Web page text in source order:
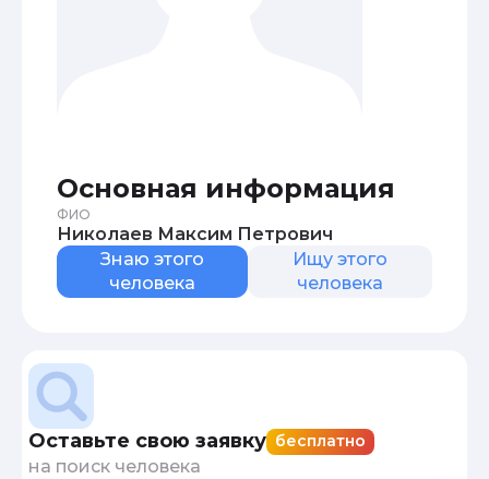
Основная информация
ФИО
Николаев Максим Петрович
Знаю этого
человека
Ищу этого
человека
Оставьте свою заявку бесплатно
на поиск человека